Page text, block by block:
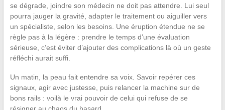
se dégrade, joindre son médecin ne doit pas attendre. Lui seul
pourra jauger la gravité, adapter le traitement ou aiguiller vers
un spécialiste, selon les besoins. Une éruption étendue ne se
règle pas à la légère : prendre le temps d’une évaluation
sérieuse, c’est éviter d’ajouter des complications là où un geste
réfléchi aurait suffi.
Un matin, la peau fait entendre sa voix. Savoir repérer ces
signaux, agir avec justesse, puis relancer la machine sur de
bons rails : voilà le vrai pouvoir de celui qui refuse de se